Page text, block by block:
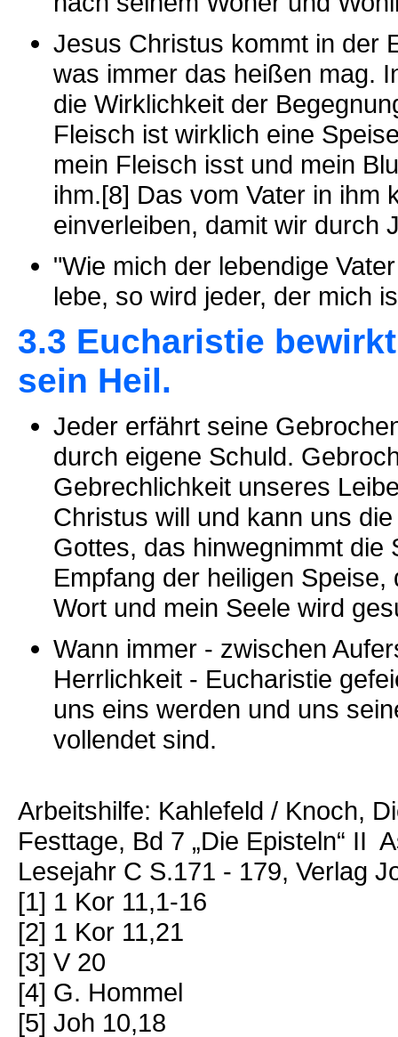
Jesus Christus kommt in der
was immer das heißen mag.
die Wirklichkeit der
Fleisch ist wirklich eine
mein Fleisch isst und mein
ihm.[8] Das vom Vater in ihm
einverleiben, damit wir durch
"Wie mich der lebendige
lebe, so wird jeder, der mich
3.3 Eucharistie
sein Heil.
Jeder erfährt seine
durch eigene Schuld.
Gebrechlichkeit unseres
Christus will und kann uns
Gottes, das hinwegnimmt die
Empfang der heiligen
Wort und mein Seele wird
Wann immer - zwischen
Herrlichkeit - Eucharistie
uns eins werden und uns
vollendet sind.
Arbeitshilfe: Kahlefeld / Knoch,
Festtage, Bd 7 „Die Episteln“ II
Lesejahr C S.171 - 179, Verlag
[1] 1 Kor 11,1-16
[2] 1 Kor 11,21
[3] V 20
[4] G. Hommel
[5] Joh 10,18